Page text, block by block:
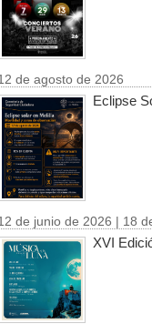
de agosto de 2026
Eclipse
de junio de 2026 | 18
XVI